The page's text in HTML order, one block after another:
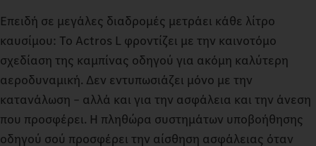
Επειδή σε μεγάλες διαδρομές μετράει κάθε λίτρο
καυσίμου: Το Actros L φροντίζει με την καινοτόμο
σχεδίαση της καμπίνας οδηγού για ακόμη καλύτερη
αεροδυναμική. Δεν εντυπωσιάζει μόνο με την
κατανάλωση – αλλά και για την ασφάλεια και την άνεση
που προσφέρει. Η πληθώρα συστημάτων υποβοήθησης
οδηγού σού προσφέρει την αίσθηση ασφάλειας όταν